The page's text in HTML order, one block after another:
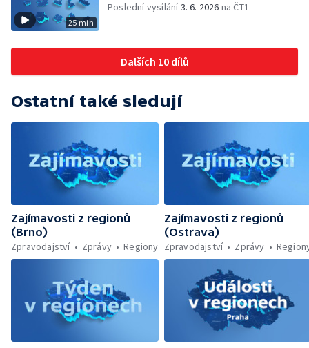
25 min
Poslední vysílání3. 6. 2026 na ČT1
Dalších 10 dílů
Ostatní také sledují
Zajímavosti z regionů
(Brno)
Zpravodajství
Zprávy Regiony
Zajímavosti z regionů
(Ostrava)
Zpravodajství
Zprávy